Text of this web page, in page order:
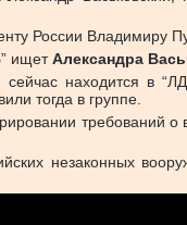
России Владимиру
ищетАлександра
находится в
тогда в группе.
требований
незаконных